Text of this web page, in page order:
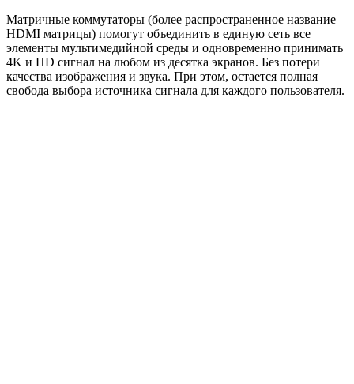
Матричные коммутаторы (более распространенное название
HDMI матрицы) помогут объединить в единую сеть все
элементы мультимедийной среды и одновременно принимать
4K и HD сигнал на любом из десятка экранов. Без потери
качества изображения и звука. При этом, остается полная
свобода выбора источника сигнала для каждого пользователя.